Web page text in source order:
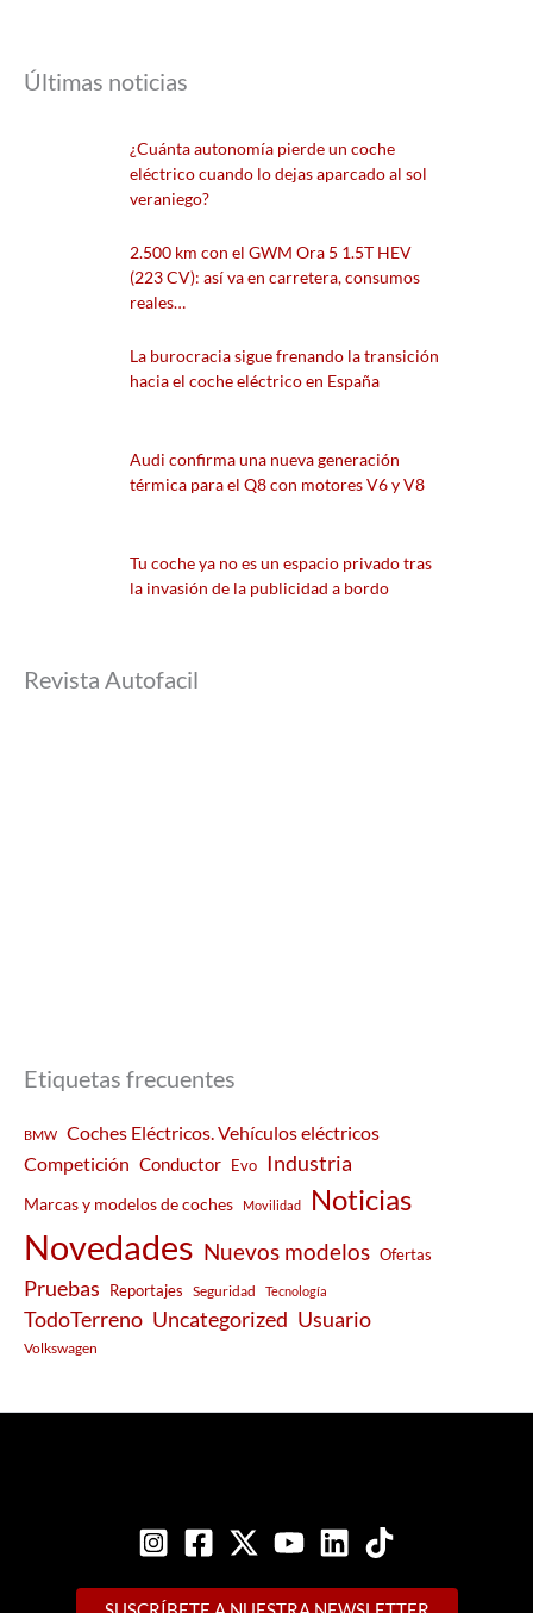
Últimas noticias
¿Cuánta autonomía pierde un coche
eléctrico cuando lo dejas aparcado al sol
veraniego?
2.500 km con el GWM Ora 5 1.5T HEV
(223 CV): así va en carretera, consumos
reales…
La burocracia sigue frenando la transición
hacia el coche eléctrico en España
Audi confirma una nueva generación
térmica para el Q8 con motores V6 y V8
Tu coche ya no es un espacio privado tras
la invasión de la publicidad a bordo
Revista Autofacil
Etiquetas frecuentes
BMW
Coches Eléctricos. Vehículos eléctricos
Competición Conductor Evo Industria
Marcas y modelos de coches Movilidad Noticias
Novedades Nuevos modelos Ofertas
Pruebas Reportajes Seguridad Tecnología
TodoTerreno Uncategorized Usuario
Volkswagen